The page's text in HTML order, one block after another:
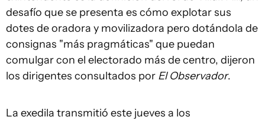
desafío que se presenta es cómo explotar sus
dotes de oradora y movilizadora pero dotándola de
consignas "más pragmáticas" que puedan
comulgar con el electorado más de centro, dijeron
los dirigentes consultados por El Observador.
La exedila transmitió este jueves a los